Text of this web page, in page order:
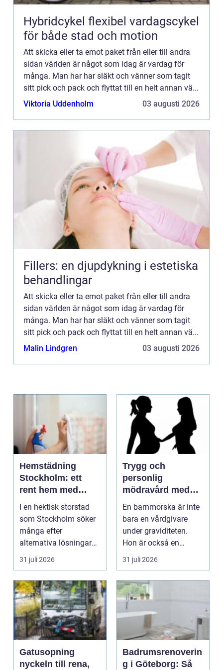
Hybridcykel flexibel vardagscykel
för både stad och motion
Att skicka eller ta emot paket från eller till andra
sidan världen är något som idag är vardag för
många. Man har har släkt och vänner som tagit
sitt pick och pack och flyttat till en helt annan vä...
Viktoria Uddenholm
03 augusti 2026
Fillers: en djupdykning i estetiska
behandlingar
Att skicka eller ta emot paket från eller till andra
sidan världen är något som idag är vardag för
många. Man har har släkt och vänner som tagit
sitt pick och pack och flyttat till en helt annan vä...
Malin Lindgren
03 augusti 2026
Hemstädning
Stockholm: ett
rent hem med
perfekt glans
I en hektisk storstad
som Stockholm söker
många efter
alternativa lösningar
för...
31 juli 2026
Trygg och
personlig
mödravård med
barnmorska i
malmö
En barnmorska är inte
bara en vårdgivare
under graviditeten.
Hon är också en
följeslagare genom
fler...
31 juli 2026
Gatusopning
nyckeln till rena,
Badrumsrenoverin
g i Göteborg: Så